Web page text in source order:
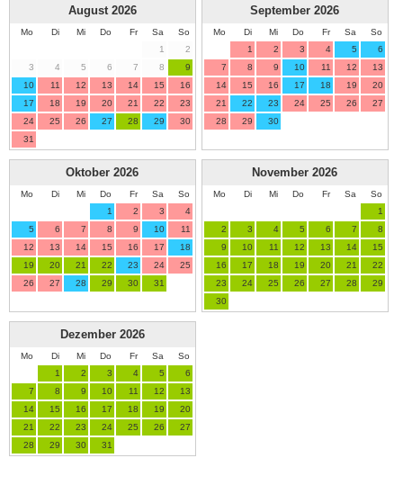
August 2026
Mo Di Mi Do Fr Sa
So
1
2
3
4 5 6 7 8
9
10
11 12 13 14 15
16
17
18 19 20 21 22
23
24
25 26 27 28 29
30
31
September 2026
Mo Di Mi Do Fr Sa
So
1
2 3 4 5
6
7
8 9 10 11 12
13
14
15 16 17 18 19
20
21
22 23 24 25 26
27
28
29 30
Oktober 2026
Mo Di Mi Do Fr Sa
So
1
2 3
4
5
6 7 8 9 10
11
12
13 14 15 16 17
18
19
20 21 22 23 24
25
26
27 28 29 30 31
November 2026
Mo Di Mi Do Fr Sa
So
1
2
3 4 5 6 7
8
9
10 11 12 13 14
15
16
17 18 19 20 21
22
23
24 25 26 27 28
29
30
Dezember 2026
Mo Di Mi Do Fr Sa
So
1
2 3 4 5
6
7
8 9 10 11 12
13
14
15 16 17 18 19
20
21
22 23 24 25 26
27
28
29 30 31